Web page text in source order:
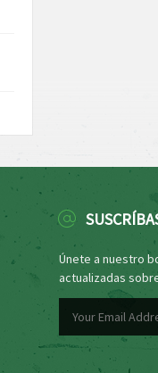
Únete a nuestro
actualizadas